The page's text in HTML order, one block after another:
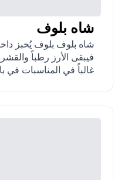
شاه بلوف
شاه بلوف بلوف يُخبز
فيبقى الأرز رطباً
غالباً في المناسبات في